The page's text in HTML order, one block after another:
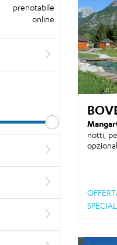
prenotabile
online
notti,